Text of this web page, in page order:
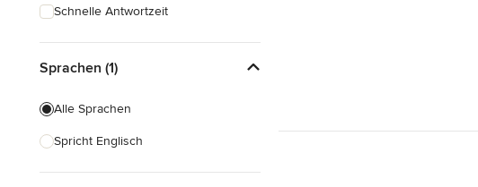
Schnelle Antwortzeit
Sprachen (1)
Alle Sprachen
Spricht Englisch